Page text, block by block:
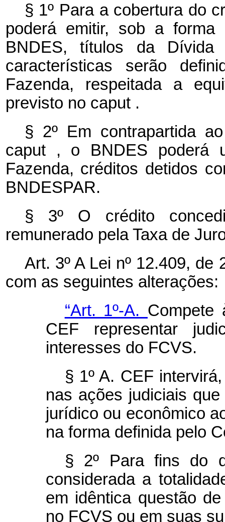
§ 1º Para a cobertura do
poderá emitir, sob a
BNDES, títulos da Dívida
características serão
Fazenda, respeitada a
previsto no caput .
§ 2º Em contrapartida
caput , o BNDES poderá
Fazenda, créditos detidos
BNDESPAR.
§ 3º O crédito
remunerado pela Taxa de
Art. 3º A Lei nº 12.409,
com as seguintes alterações:
“Art. 1º-A. Compete
CEF representar
interesses do FCVS.
§ 1º A. CEF
nas ações judiciais
jurídico ou econômico
na forma definida pelo
§ 2º Para fins do
considerada a
em idêntica questão
no FCVS ou em suas